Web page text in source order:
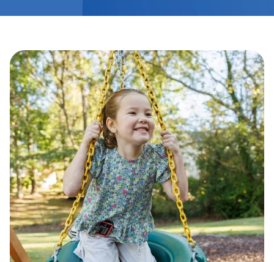
I accept - Launch the video